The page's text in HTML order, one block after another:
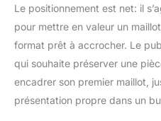
Le positionnement est net: il
pour mettre en valeur un
format prêt à accrocher. Le
qui souhaite préserver une
encadrer son premier maillot,
présentation propre dans un